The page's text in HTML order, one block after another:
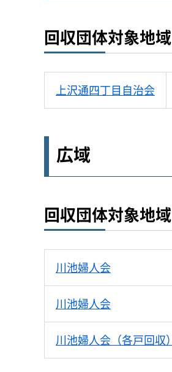
回収団体対象地域
上沢通四丁目自治会
広域
回収団体対象地域
川池婦人会
川池婦人会
川池婦人会（各戸回収）